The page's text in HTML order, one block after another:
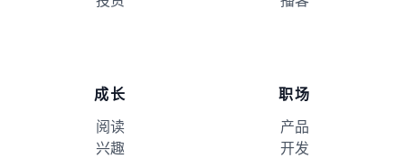
成长
阅读
兴趣
职场
产品
开发